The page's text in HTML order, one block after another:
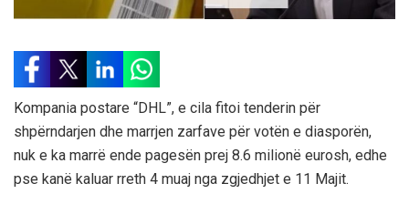
Kompania postare “DHL”, e cila fitoi tenderin për
shpërndarjen dhe marrjen zarfave për votën e diasporën,
nuk e ka marrë ende pagesën prej 8.6 milionë eurosh, edhe
pse kanë kaluar rreth 4 muaj nga zgjedhjet e 11 Majit.